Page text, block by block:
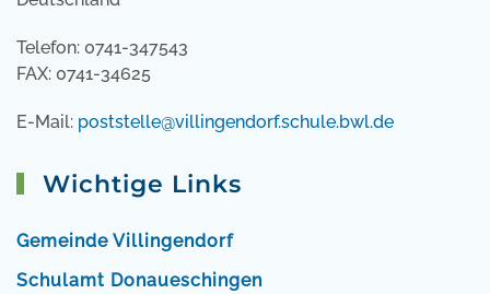
Telefon: 0741-347543
FAX: 0741-34625
E-Mail: poststelle@villingendorf.schule.bwl.de
Wichtige Links
Gemeinde Villingendorf
Schulamt Donaueschingen